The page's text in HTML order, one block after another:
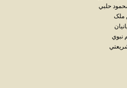
حلبي
ملک
نبوي